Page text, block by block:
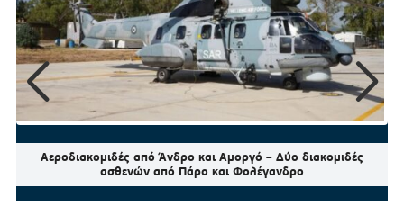
Αεροδιακομιδές από Άνδρο και Αμοργό – Δύο διακομιδές
ασθενών από Πάρο και Φολέγανδρο